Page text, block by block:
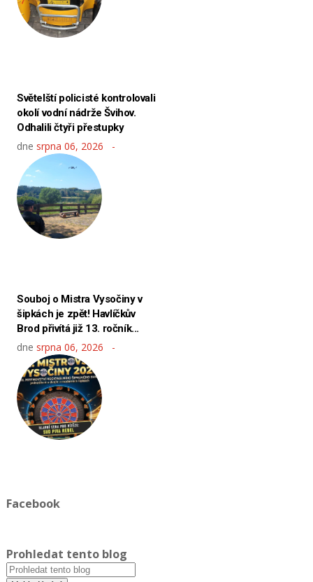
Světelští policisté kontrolovali
okolí vodní nádrže Švihov.
Odhalili čtyři přestupky
dne srpna 06, 2026
Souboj o Mistra Vysočiny v
šipkách je zpět! Havlíčkův
Brod přivítá již 13. ročník...
dne srpna 06, 2026
Facebook
Prohledat tento blog